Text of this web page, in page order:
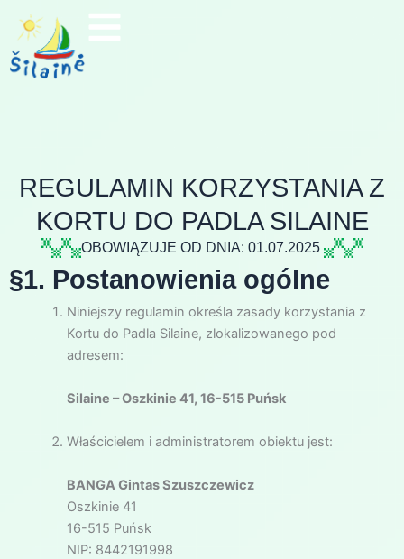
treści
REGULAMIN KORZYSTANIA Z
KORTU DO PADLA SILAINE
OBOWIĄZUJE OD DNIA: 01.07.2025
§1. Postanowienia ogólne
Niniejszy regulamin określa zasady korzystania z
Kortu do Padla Silaine, zlokalizowanego pod
adresem:
Silaine – Oszkinie 41, 16-515 Puńsk
Właścicielem i administratorem obiektu jest:
BANGA Gintas Szuszczewicz
Oszkinie 41
16-515 Puńsk
NIP: 8442191998